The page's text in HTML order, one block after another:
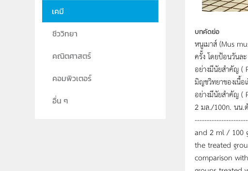
บทคัดย่อ
หนูเมาส์ (Mus
ครั้ง โดยป้อนวันล
อย่างมีนัยสำคัญ (
มิญชวิทยาของเนื้
อย่างมีนัยสำคัญ (
2 มล./100ก. นน.
and 2 ml / 100
the treated
comparison
เคมี
ชีววิทยา
คณิตศาสตร์
คอมพิวเตอร์
อื่น ๆ